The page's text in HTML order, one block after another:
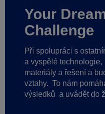
Your
Challenge
Při spolupráci s
a vyspělé technologie,
materiály a řešení a
vztahy. To nám
výsledků a uvádět do